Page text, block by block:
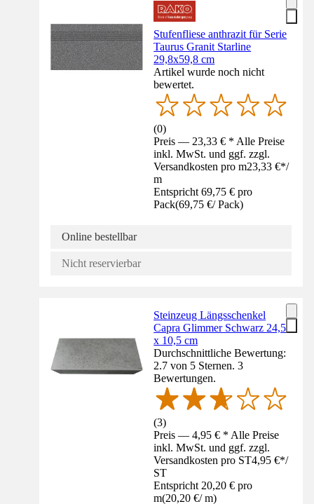
Stufenfliese anthrazit für Serie
Taurus Granit Starline
29,8x59,8 cm
Artikel wurde noch nicht
bewertet.
(0)
Preis — 23,33 € * Alle Preise
inkl. MwSt. und ggf. zzgl.
Versandkosten pro m23,33 €*/
m
Entspricht 69,75 € pro
Pack(69,75 €/ Pack)
Online bestellbar
Nicht reservierbar
Steinzeug Längsschenkel
Capra Glimmer Schwarz 24,5
x 10,5 cm
Durchschnittliche Bewertung:
2.7 von 5 Sternen. 3
Bewertungen.
(3)
Preis — 4,95 € * Alle Preise
inkl. MwSt. und ggf. zzgl.
Versandkosten pro ST4,95 €*/
ST
Entspricht 20,20 € pro
m(20,20 €/ m)